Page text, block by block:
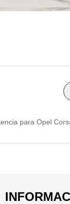
para Opel